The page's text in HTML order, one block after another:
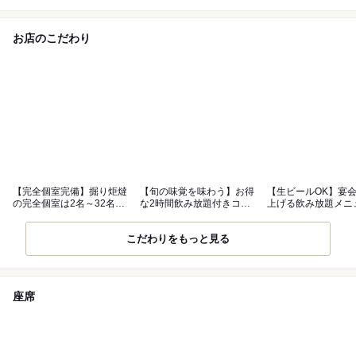
お店のこだわり
【完全個室完備】掘り炬燵
の完全個室は2名～32名様
【旬の味覚を味わう】お得
な2時間飲み放題付きコー
【生ビールOK】宴
上げる飲み放題メニ
こだわりをもっと見る
座席